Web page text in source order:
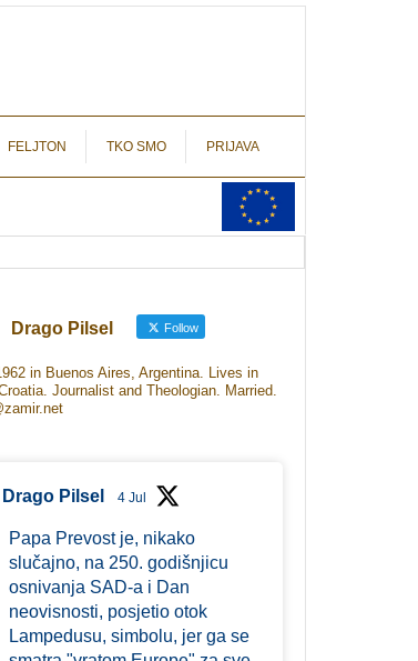
FELJTON TKO SMO PRIJAVA
Drago Pilsel Follow
in Buenos Aires, Argentina. Lives in
Journalist and Theologian. Married.
Drago Pilsel 4 Jul
Papa Prevost je, nikako
slučajno, na 250. godišnjicu
osnivanja SAD-a i Dan
neovisnosti, posjetio otok
Lampedusu, simbolu, jer ga se